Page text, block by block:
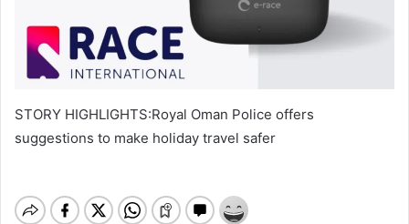
STORY HIGHLIGHTS:Royal Oman Police offers
suggestions to make holiday travel safer